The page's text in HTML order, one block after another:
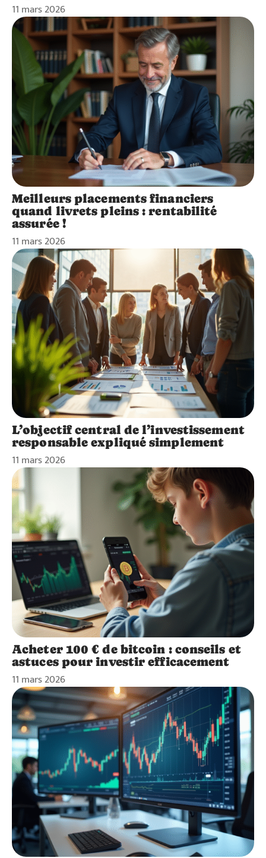
11 mars 2026
Meilleurs placements financiers
quand livrets pleins : rentabilité
assurée !
11 mars 2026
L’objectif central de l’investissement
responsable expliqué simplement
11 mars 2026
Acheter 100 € de bitcoin : conseils et
astuces pour investir efficacement
11 mars 2026